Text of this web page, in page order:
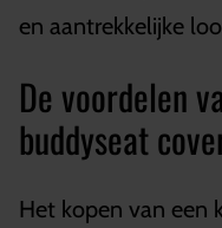
en aantrekkelijke
De voordelen
buddyseat
Het kopen van een